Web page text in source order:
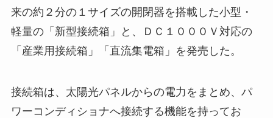
来の約２分の１サイズの開閉器を搭載した小型・
軽量の「新型接続箱」と、ＤＣ１０００Ｖ対応の
「産業用接続箱」「直流集電箱」を発売した。
接続箱は、太陽光パネルからの電力をまとめ、パ
ワーコンディショナへ接続する機能を持ってお